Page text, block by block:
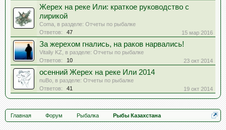
Жерех на реке Или: краткое руководство с
лирикой
Coma , в разделе: Отчеты по рыбалке
Ответов:
47 15 мар 2016
За жерехом гнались, на раков нарвались!
Vitaliy KZ , в разделе: Отчеты по рыбалке
Ответов:
10 23 окт 2014
осенний Жерех на реке Или 2014
nuBo , в разделе: Отчеты по рыбалке
Ответов:
41 19 окт 2014
Главная Форум Рыбалка Рыбы Казахстана